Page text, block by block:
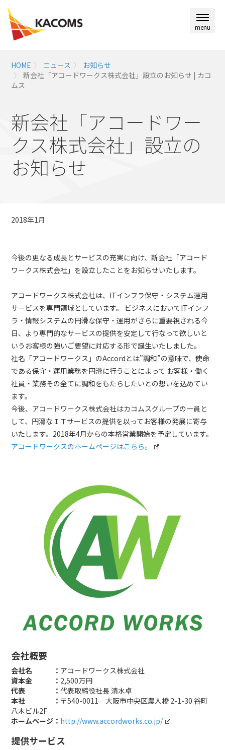
menu
HOME ニュース
お知らせ
新会社「アコードワークス株式会社」設立のお知らせ | カコ
ムス
新会社「アコードワー
クス株式会社」設立の
お知らせ
2018年1月
今後の更なる成長とサービスの充実に向け、新会社「アコード
ワークス株式会社」を設立したことをお知らせいたします。
アコードワークス株式会社は、ITインフラ保守・システム運用
サービスを専門領域としています。 ビジネスにおいてITインフ
ラ・情報システムの円滑な保守・運用がさらに重要視される今
日、より専門的なサービスの提供を安定して行なって欲しいと
いうお客様の強いご要望に対応する形で誕生いたしました。
社名「アコードワークス」のAccordとは”調和”の意味で、使命
である保守・運用業務を円滑に行うことによって お客様・働く
社員・業務その全てに調和をもたらしたいとの想いを込めてい
ます。
今後、アコードワークス株式会社はカコムスグループの一員と
して、円滑なＩＴサービスの提供を以ってお客様の発展に寄与
いたします。2018年4月からの本格営業開始を予定しています。
アコードワークスのホームページはこちら。
会社概要
会社名 ： アコードワークス株式会社
資本金 ： 2,500万円
代表 ：代表取締役社長 清水卓
本社 ： 〒540-0011 大阪市中央区農人橋 2-1-30 谷町
八木ビル2F
ホームページ： http://www.accordworks.co.jp/
提供サービス